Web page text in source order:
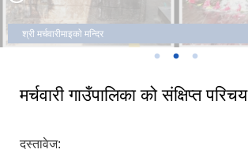
श्री मर्चवारीमाइकाे मन्दिर
मर्चवारी गाउँपालिका को संक्षिप्त परिचय
दस्तावेज: